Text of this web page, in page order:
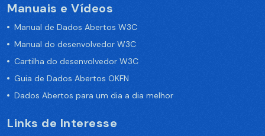
Manuais e Vídeos
Manual de Dados Abertos W3C
Manual do desenvolvedor W3C
Cartilha do desenvolvedor W3C
Guia de Dados Abertos OKFN
Dados Abertos para um dia a dia melhor
Links de Interesse